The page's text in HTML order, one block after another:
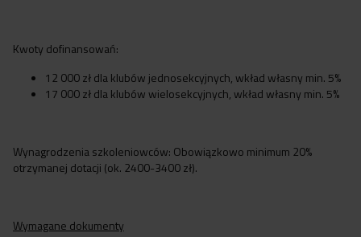
Kwoty dofinansowań:
12 000 zł dla klubów jednosekcyjnych, wkład własny min. 5%
17 000 zł dla klubów wielosekcyjnych, wkład własny min. 5%
Wynagrodzenia szkoleniowców: Obowiązkowo minimum 20%
otrzymanej dotacji (ok. 2400-3400 zł).
Wymagane dokumenty